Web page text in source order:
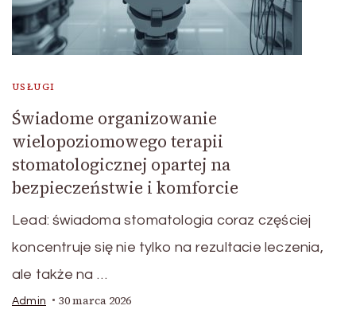
USŁUGI
Świadome organizowanie
wielopoziomowego terapii
stomatologicznej opartej na
bezpieczeństwie i komforcie
Lead: świadoma stomatologia coraz częściej
koncentruje się nie tylko na rezultacie leczenia,
ale także na …
Admin 30 marca 2026